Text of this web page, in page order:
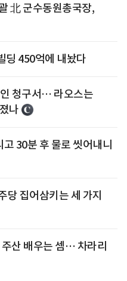
北 군수동원총국장,
딩 450억에 내놨다
청구서… 라오스는
나
30분 후 물로 씻어내니
당 집어삼키는 세 가지
산 배우는 셈… 차라리